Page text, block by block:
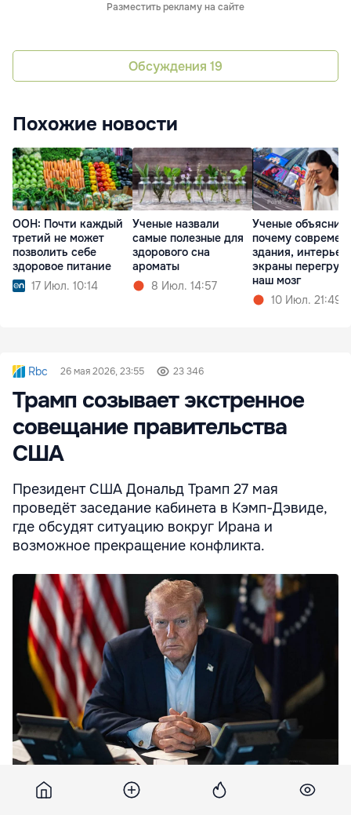
Разместить рекламу на сайте
Обсуждения 19
Похожие новости
ООН: Почти каждый
третий не может
позволить себе
здоровое питание
17 Июл. 10:14
Ученые назвали
самые полезные для
здорового сна
ароматы
8 Июл. 14:57
Ученые
почему
здания,
экраны
наш мозг
10 Июл. 21:49
Rbc 26 мая 2026, 23:55 23 346
Трамп созывает экстренное
совещание правительства
США
Президент США Дональд Трамп 27 мая
проведёт заседание кабинета в Кэмп-Дэвиде,
где обсудят ситуацию вокруг Ирана и
возможное прекращение конфликта.
Трамп созывает экстренное совещание правительства США.